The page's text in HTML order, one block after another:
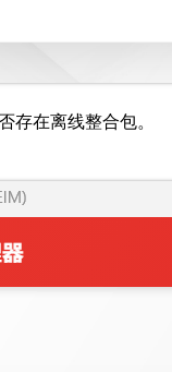
存在离线整合包。